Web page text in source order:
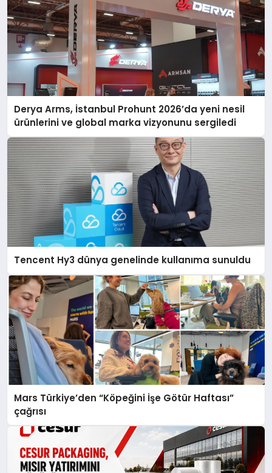
Derya Arms, İstanbul Prohunt 2026’da yeni nesil
ürünlerini ve global marka vizyonunu sergiledi
Tencent Hy3 dünya genelinde kullanıma sunuldu
Mars Türkiye’den “Köpeğini İşe Götür Haftası”
çağrısı